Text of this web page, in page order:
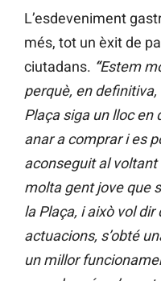
L’esdeveniment
més, tot un èxit de
ciutadans. “Estem
perquè, en
Plaça siga un lloc en
anar a comprar i es
aconseguit al voltant
molta gent jove que
la Plaça, i això vol
actuacions, s’obté
un millor